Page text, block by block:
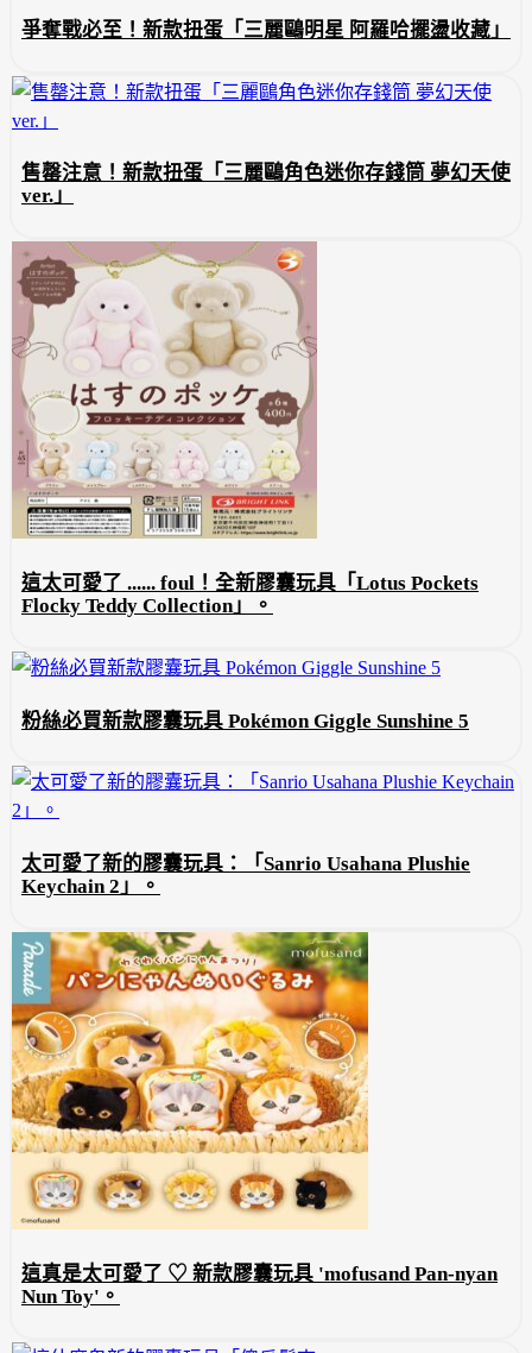
爭奪戰必至！新款扭蛋「三麗鷗明星 阿羅哈擺盪收藏」
售罄注意！新款扭蛋「三麗鷗角色迷你存錢筒 夢幻天使
ver.」
這太可愛了 ...... foul！全新膠囊玩具「Lotus Pockets
Flocky Teddy Collection」。
粉絲必買新款膠囊玩具 Pokémon Giggle Sunshine 5
太可愛了新的膠囊玩具：「Sanrio Usahana Plushie
Keychain 2」。
這真是太可愛了 ♡ 新款膠囊玩具 'mofusand Pan-nyan
Nun Toy'。